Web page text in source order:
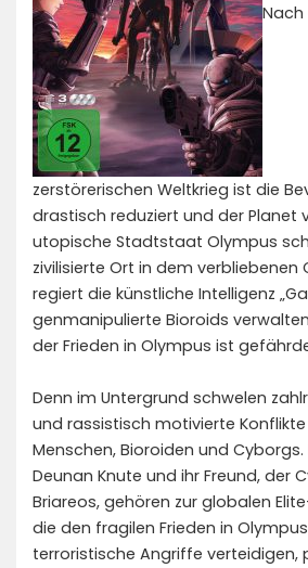
Nach
zerstörerischen Weltkrieg ist die
drastisch reduziert und der Planet
utopische Stadtstaat Olympus
zivilisierte Ort in dem verbliebenen
regiert die künstliche Intelligenz
genmanipulierte Bioroids
der Frieden in Olympus ist
Denn im Untergrund schwelen
und rassistisch motivierte
Menschen, Bioroiden und
Deunan Knute und ihr Freund, der
Briareos, gehören zur globalen Elite-
die den fragilen Frieden in
terroristische Angriffe verteidigen,